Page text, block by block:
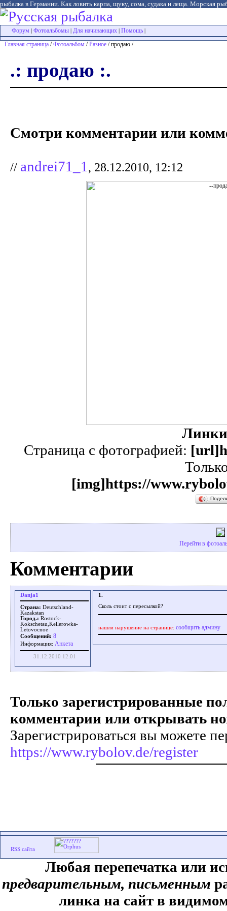
рыбалка в Германии. Как ловить карпа, щуку, сома, судака и леща. Морская
Форум Фотоальбомы Для начинающих Помощь
Главная страница /Фотоальбом /Разное / продаю /
.: продаю :.
Смотри комментарии или
// andrei71_1 , 28.12.2010, 12:12
Страница с фотографией:
[img]https://
Перейти в
Комментарии
Danja1
Страна: Deutschland-
Kazakstan
Город.: Rostock-
Kokschetau,Kellerowka-
Letovocnoe
Сообщений: 8
Информация: Aнкета
31.12.2010 12:01
1.
Сколь стоит с пересылкой?
нашли нарушение на странице: сообщить админу
Только зарегистрированные
комментарии или открывать
Зарегистрироваться вы можете
https://www.rybolov.de/register
Любая перепечатка или
предварительным, письменным
линка на сайт в